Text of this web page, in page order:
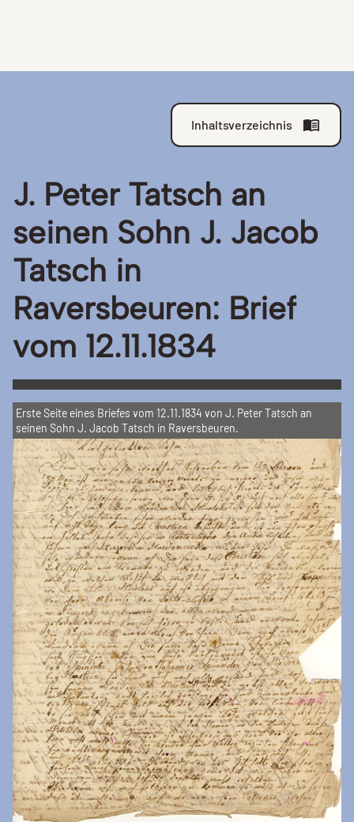
Inhaltsverzeichnis
J. Peter Tatsch an
seinen Sohn J. Jacob
Tatsch in
Raversbeuren: Brief
vom 12.11.1834
Erste Seite eines Briefes vom 12.11.1834 von J. Peter Tatsch an
seinen Sohn J. Jacob Tatsch in Raversbeuren.
Previous Next